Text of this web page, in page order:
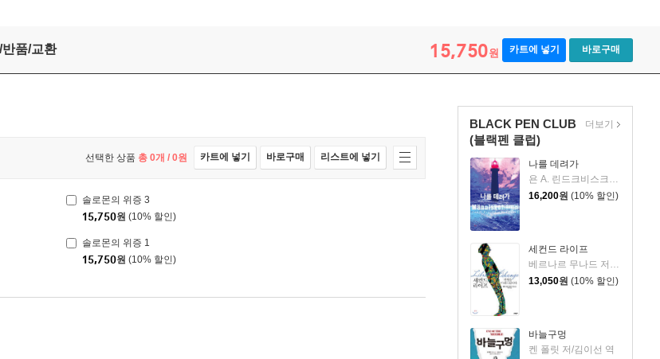
반품/교환 15,750원 카트에 넣기 바로구매
BLACK PEN CLUB
(블랙펜 클럽)
나를 데려가
욘 A. 린드크비스크 저/남명성 역
16,200원 (10% 할인)
세컨드 라이프
베르나르 무나드 저/박명숙 역
13,050원 (10% 할인)
바늘구멍
켄 폴릿 저/김이선 역
더보기
선택한 상품 총 0개 / 0원 카트에 넣기 바로구매 리스트에 넣기
솔로몬의 위증 3
15,750원 (10% 할인)
솔로몬의 위증 1
15,750원 (10% 할인)